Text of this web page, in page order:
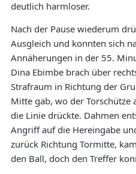
deutlich harmloser.
Nach der Pause wiederum
Ausgleich und konnten sich
Annäherungen in der 55.
Dina Ebimbe brach über
Strafraum in Richtung der
Mitte gab, wo der Torschütze
die Linie drückte. Dahmen
Angriff auf die Hereingabe
zurück Richtung Tormitte,
den Ball, doch den Treffer